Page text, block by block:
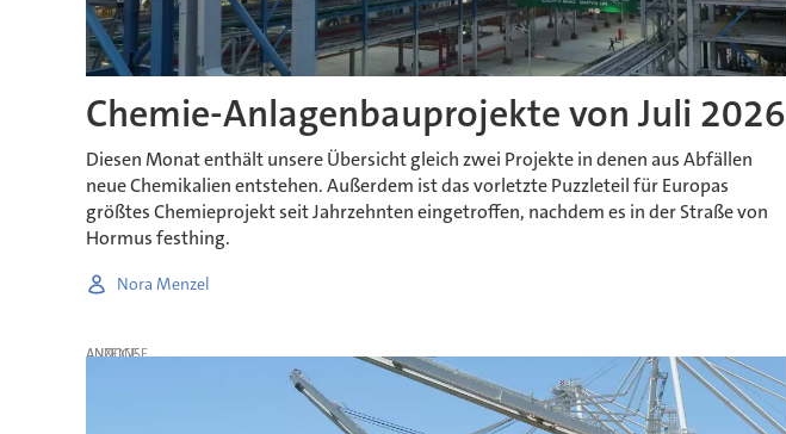
Chemie-Anlagenbauprojekte von Juli 2026
Diesen Monat enthält unsere Übersicht gleich zwei Projekte in denen aus Abfällen
neue Chemikalien entstehen. Außerdem ist das vorletzte Puzzleteil für Europas
größtes Chemieprojekt seit Jahrzehnten eingetroffen, nachdem es in der Straße von
Hormus festhing.
Nora Menzel
ANZEIGE